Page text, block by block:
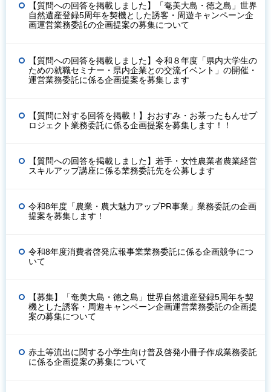
【質問への回答を掲載しました】「奄美大島・徳之島」世界
自然遺産登録5周年を契機とした誘客・周遊キャンペーン企
画運営業務委託の企画提案の募集について
【質問への回答を掲載しました】令和８年度「県内大学生の
ための就職セミナー・県内企業との交流イベント」の開催・
運営業務委託に係る企画提案を募集します
【質問に対する回答を掲載！】おおすみ・お茶ったもんせプ
ロジェクト業務委託に係る企画提案を募集します！！
【質問への回答を掲載しました】若手・女性農業者農業経営
スキルアップ講座に係る業務委託先を公募します
令和8年度「農業・農大魅力アップPR事業」業務委託の企画
提案を募集します！
令和8年度消費者啓発広報事業業務委託に係る企画競争につ
いて
【募集】「奄美大島・徳之島」世界自然遺産登録5周年を契
機とした誘客・周遊キャンペーン企画運営業務委託の企画提
案の募集について
赤土等流出に関する小学生向け普及啓発小冊子作成業務委託
に係る企画提案の募集について